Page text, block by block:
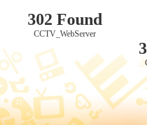
302 Found
CCTV_WebServer